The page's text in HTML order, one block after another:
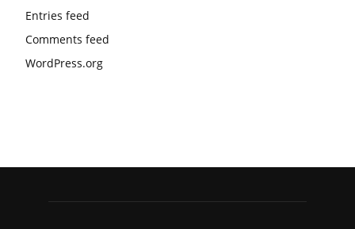
Entries feed
Comments feed
WordPress.org